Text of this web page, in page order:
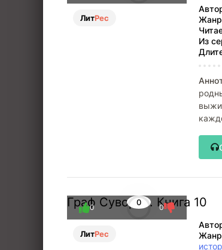
ЛитРес
Из
Граф Суворов. Книга 10
ЛитРес
0
0 0